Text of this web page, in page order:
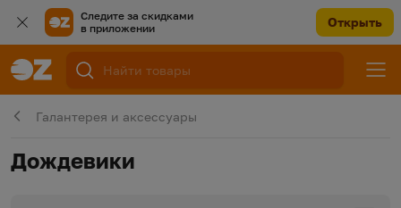
Следите за скидками
в приложении
Открыть
Галантерея и аксессуары
Дождевики